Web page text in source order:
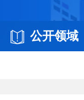
公开领域